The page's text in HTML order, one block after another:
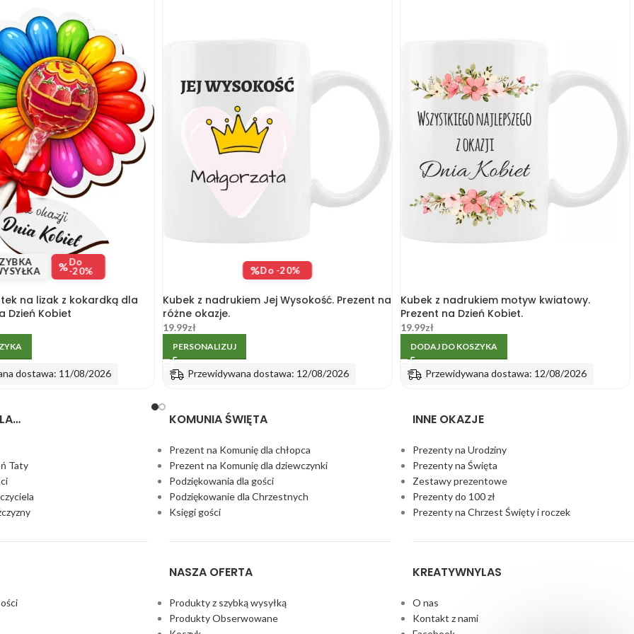
%Do
-20%
na lizak z kokardką dla
Dzień Kobiet
dostawa: 11/08/2026
%Do -20%
Kubek z nadrukiem Jej Wysokość. Prezent na
różne okazje.
19.99zł
PERSONALIZUJ
Przewidywana dostawa: 12/08/2026
Kubek z nadrukiem motyw kwiatowy.
Prezent na Dzień Kobiet.
19.99zł
DODAJ DO KOSZYKA
Przewidywana dostawa: 12/08/2026
Taty
KOMUNIA ŚWIĘTA
Prezent na Komunię dla chłopca
Prezent na Komunię dla dziewczynki
Podziękowania dla gości
Podziękowanie dla Chrzestnych
Księgi gości
NASZA OFERTA
Produkty z szybką wysyłką
Produkty Obserwowane
INNE OKAZJE
Prezenty na Urodziny
Prezenty na Święta
Zestawy prezentowe
Prezenty do 100 zł
Prezenty na Chrzest Święty i roczek
KREATYWNYLAS
O nas
Kontakt z nami